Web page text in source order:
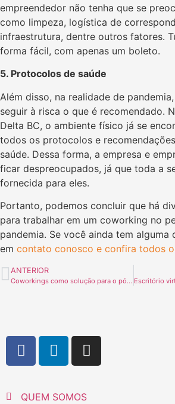
empreendedor não tenha que se
como limpeza, logística de
infraestrutura, dentre outros fatores.
forma fácil, com apenas um boleto.
5. Protocolos de saúde
Além disso, na realidade de
seguir à risca o que é recomendado.
Delta BC, o ambiente físico já se
todos os protocolos e
saúde. Dessa forma, a empresa e
ficar despreocupados, já que toda a
fornecida para eles.
Portanto, podemos concluir que há
para trabalhar em um coworking no
pandemia. Se você ainda tem alguma
em contato conosco e confira todos
ANTERIOR
Coworkings como solução para o pós pandemia
QUEM SOMOS